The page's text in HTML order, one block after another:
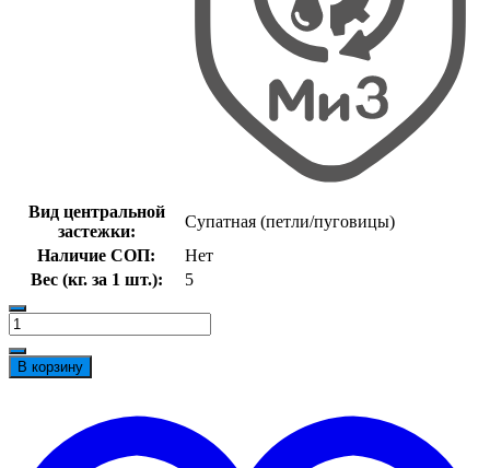
Вид центральной
застежки:
Супатная (петли/пуговицы)
Наличие СОП:
Нет
Вес (кг. за 1 шт.):
5
Количество
товара
Костюм
суконный
коричневый
В корзину